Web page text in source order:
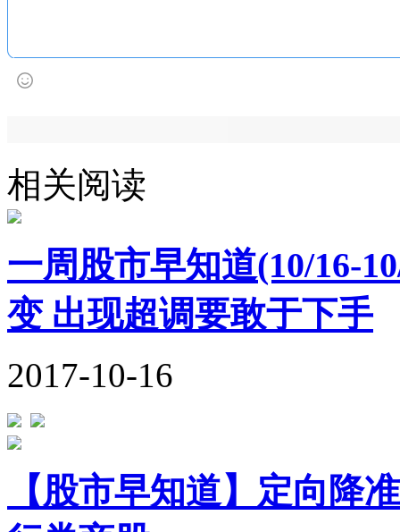
相关阅读
一周股市早知道(10/16-
变 出现超调要敢于下手
2017-10-16
【股市早知道】定向降